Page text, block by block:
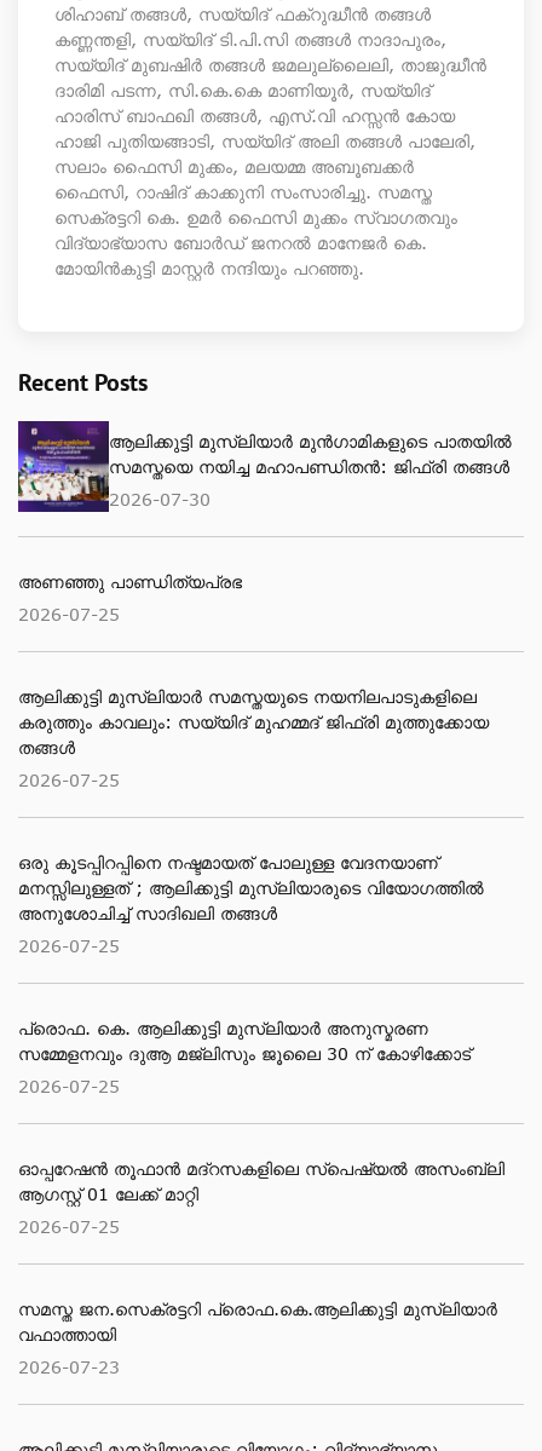
ശിഹാബ് തങ്ങൾ, സയ്യിദ് ഫക്റുദ്ധീൻ തങ്ങൾ
കണ്ണന്തളി, സയ്യിദ് ടി.പി.സി തങ്ങൾ നാദാപുരം,
സയ്യിദ് മുബഷിർ തങ്ങൾ ജമലുല്ലൈലി, താജുദ്ധീൻ
ദാരിമി പടന്ന, സി.കെ.കെ മാണിയൂർ, സയ്യിദ്
ഹാരിസ് ബാഫഖി തങ്ങൾ, എസ്‌.വി ഹസ്സൻ കോയ
ഹാജി പുതിയങ്ങാടി, സയ്യിദ് അലി തങ്ങൾ പാലേരി,
സലാം ഫൈസി മുക്കം, മലയമ്മ അബൂബക്കർ
ഫൈസി, റാഷിദ് കാക്കുനി സംസാരിച്ചു. സമസ്ത
സെക്രട്ടറി കെ. ഉമർ ഫൈസി മുക്കം സ്വാഗതവും
വിദ്യാഭ്യാസ ബോർഡ് ജനറൽ മാനേജർ കെ.
മോയിൻകുട്ടി മാസ്റ്റർ നന്ദിയും പറഞ്ഞു.
Recent Posts
ആലിക്കുട്ടി മുസ്‌ലിയാർ മുൻഗാമികളുടെ പാതയിൽ
സമസ്തയെ നയിച്ച മഹാപണ്ഡിതൻ: ജിഫ്‌രി തങ്ങൾ
2026-07-30
അണഞ്ഞു പാണ്ഡിത്യപ്രഭ
2026-07-25
ആലിക്കുട്ടി മുസ്‌ലിയാർ സമസ്തയുടെ നയനിലപാടുകളിലെ
കരുത്തും കാവലും: സയ്യിദ് മുഹമ്മദ് ജിഫ്രി മുത്തുക്കോയ
തങ്ങൾ
2026-07-25
ഒരു കൂടപ്പിറപ്പിനെ നഷ്ടമായത് പോലുള്ള വേദനയാണ്
മനസ്സിലുള്ളത് ; ആലിക്കുട്ടി മുസ്‌ലിയാരുടെ വിയോ​ഗത്തിൽ
അനുശോചിച്ച് സാദിഖലി തങ്ങൾ
2026-07-25
പ്രൊഫ. കെ. ആലിക്കുട്ടി മുസ്‌ലിയാർ അനുസ്മരണ
സമ്മേളനവും ദുആ മജ്ലിസും ജൂലൈ 30 ന് കോഴിക്കോട്
2026-07-25
ഓപ്പറേഷൻ തൂഫാൻ മദ്റസകളിലെ സ്പെഷ്യൽ അസംബ്ലി
ആഗസ്റ്റ് 01 ലേക്ക് മാറ്റി
2026-07-25
സമസ്ത ജന.സെക്രട്ടറി പ്രൊഫ.കെ.ആലിക്കുട്ടി മുസ്‌ലിയാര്‍
വഫാത്തായി
2026-07-23